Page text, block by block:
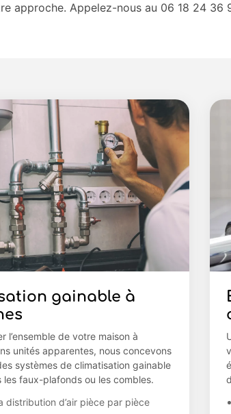
approche. Appelez-nous au 06 18 24 36
gainable à
l’ensemble de votre maison à
unités apparentes, nous concevons
systèmes de climatisation gainable
les faux-plafonds ou les combles.
distribution d’air pièce par pièce